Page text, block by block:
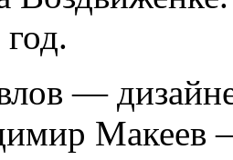
—
Макеев